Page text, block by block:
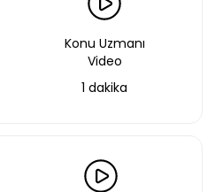
Konu Uzmanı
Video
1 dakika